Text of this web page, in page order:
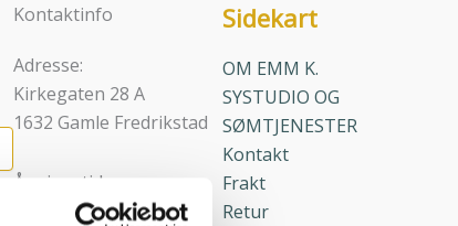
Kontaktinfo
Adresse:
Kirkegaten 28 A
1632 Gamle Fredrikstad
Åpningstider:
Man-lør 11-17
Sidekart
OM EMM K.
SYSTUDIO OG
SØMTJENESTER
Kontakt
Frakt
Retur